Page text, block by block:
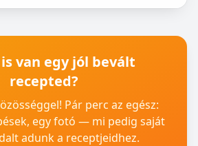
van egy jól bevált
recepted?
Pár perc az egész:
egy fotó — mi pedig saját
adunk a receptjeidhez.